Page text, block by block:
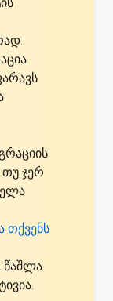
თუ ჯერ
თქვენს
წაშლა